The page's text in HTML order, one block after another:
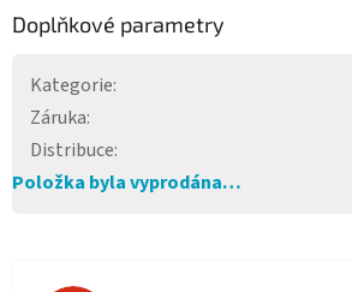
Doplňkové parametry
Kategorie:
Záruka:
Distribuce:
Položka byla vyprodána…